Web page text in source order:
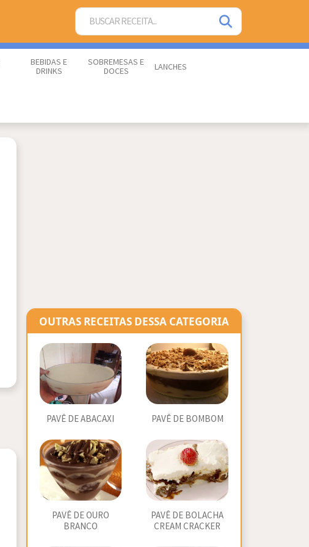
BEBIDAS E
DRINKS
SOBREMESAS E
DOCES
LANCHES
OUTRAS RECEITAS DESSA CATEGORIA
PAVÊ DE ABACAXI PAVÊ DE BOMBOM
PAVÊ DE OURO
BRANCO
PAVÊ DE BOLACHA
CREAM CRACKER